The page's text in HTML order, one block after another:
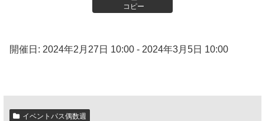
コピー
開催日: 2024年2月27日 10:00 - 2024年3月5日 10:00
イベントパス偶数週